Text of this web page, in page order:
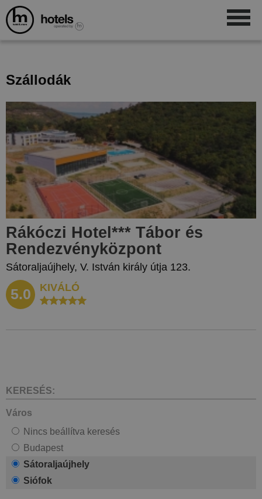
Szállodák
Rákóczi Hotel *** Tábor és
Rendezvényközpont
Sátoraljaújhely, V. István király útja 123.
5.0 KIVÁLÓ
KERESÉS:
Város
Nincs beállítva keresés
Budapest
Sátoraljaújhely
Siófok